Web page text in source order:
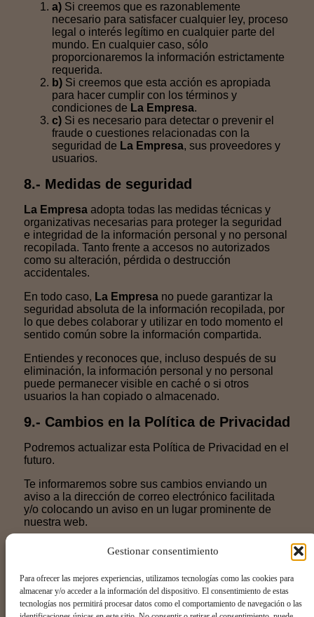
Gestionar consentimiento
Para ofrecer las mejores experiencias, utilizamos tecnologías como las cookies para
almacenar y/o acceder a la información del dispositivo. El consentimiento de estas
tecnologías nos permitirá procesar datos como el comportamiento de navegación o las
a) Si creemos que es razonablemente
necesario para satisfacer cualquier ley, proceso
legal o interés legítimo en cualquier parte del
mundo. En cualquier caso, sólo
proporcionaremos la información estrictamente
requerida.
b) Si creemos que esta acción es apropiada
para hacer cumplir con los términos y
condiciones de La Empresa.
c) Si es necesario para detectar o prevenir el
fraude o cuestiones relacionadas con la
seguridad de La Empresa, sus proveedores y
usuarios.
8.- Medidas de seguridad
La Empresa adopta todas las medidas técnicas y
organizativas necesarias para proteger la seguridad
e integridad de la información personal y no personal
recopilada. Tanto frente a accesos no autorizados
como su alteración, pérdida o destrucción
accidentales.
En todo caso, La Empresa no puede garantizar la
seguridad absoluta de la información recopilada, por
lo que debes colaborar y utilizar en todo momento el
sentido común sobre la información compartida.
Entiendes y reconoces que, incluso después de su
eliminación, la información personal y no personal
puede permanecer visible en caché o si otros
usuarios la han copiado o almacenado.
9.- Cambios en la Política de Privacidad
Podremos actualizar esta Política de Privacidad en el
futuro.
Te informaremos sobre sus cambios enviando un
aviso a la dirección de correo electrónico facilitada
y/o colocando un aviso en un lugar prominente de
nuestra web.
10.- Contacto
Si tienes dudas sobre esta Política de Privacidad,
contacta con nosotros en:
E-mail:administracion@casa887.es